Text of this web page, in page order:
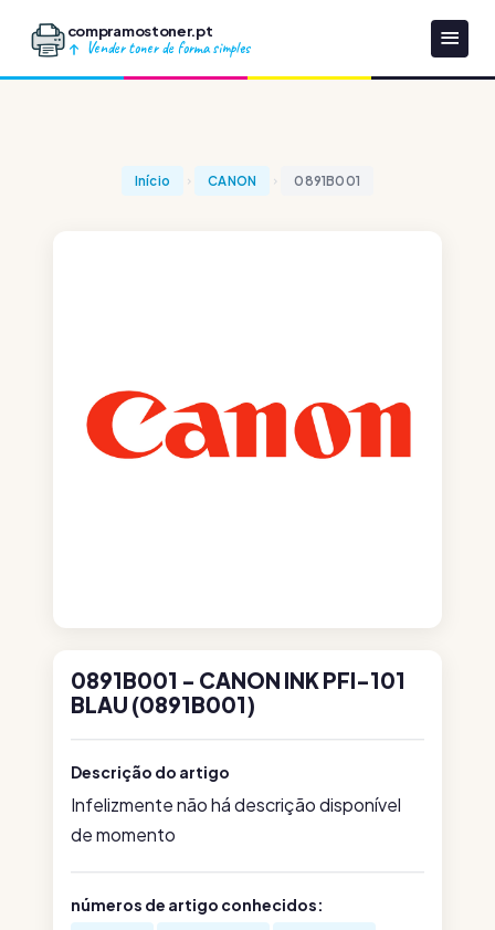
compramostoner.pt
Vender toner de forma simples
Início CANON 0891B001
0891B001 - CANON INK PFI-101
BLAU (0891B001)
Descrição do artigo
Infelizmente não há descrição disponível
de momento
números de artigo conhecidos: